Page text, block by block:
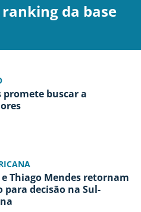
da base
promete buscar a
Thiago Mendes retornam
para decisão na Sul-